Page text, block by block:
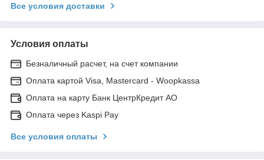
Все условия доставки
Условия оплаты
Безналичный расчет, на счет компании
Оплата картой Visa, Mastercard - Woopkassa
Оплата на карту Банк ЦентрКредит АО
Оплата через Kaspi Pay
Все условия оплаты